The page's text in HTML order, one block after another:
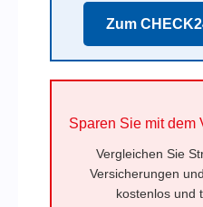
Zum
Sparen Sie mit dem
Vergleichen Sie
Versicherungen
kostenlos und